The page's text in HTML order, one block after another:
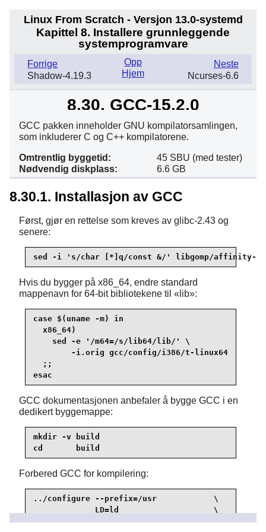
Linux From Scratch - Versjon 13.0-systemd
Kapittel 8. Installere grunnleggende
systemprogramvare
Forrige
Shadow-4.19.3
Neste
Ncurses-6.6
Opp
Hjem
8.30. GCC-15.2.0
GCC pakken inneholder GNU kompilatorsamlingen,
som inkluderer C og C++ kompilatorene.
Omtrentlig byggetid:
45 SBU (med tester)
Nødvendig diskplass:
6.6 GB
8.30.1. Installasjon av GCC
Først, gjør en rettelse som kreves av glibc-2.43 og
senere:
sed -i 's/char [*]q/const &/' libgomp/affinity-
Hvis du bygger på x86_64, endre standard
mappenavn for 64-bit bibliotekene til « lib»:
case $(uname -m) in
  x86_64)
    sed -e '/m64=/s/lib64/lib/' \
        -i.orig gcc/config/i386/t-linux64
  ;;
esac
GCC dokumentasjonen anbefaler å bygge GCC i en
dedikert byggemappe:
mkdir -v build
cd       build
Forbered GCC for kompilering:
../configure --prefix=/usr            \
             LD=ld                    \
             --enable-languages=c,c++ \